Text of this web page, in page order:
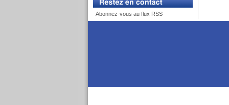
Abonnez-vous au flux RSS